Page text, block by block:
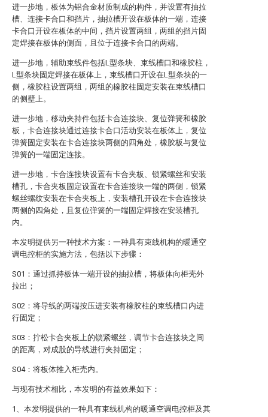
进一步地，板体为铝合金材质制成的构件，并设置有抽拉
槽、连接卡合口和挡片，抽拉槽开设在板体的一端，连接
卡合口开设在板体的中间，挡片设置两组，两组的挡片固
定焊接在板体的侧面，且位于连接卡合口的两端。
进一步地，辅助束线件包括L型条块、束线槽口和橡胶柱，
L型条块固定焊接在板体上，束线槽口开设在L型条块的一
侧，橡胶柱设置两组，两组的橡胶柱固定安装在束线槽口
的侧壁上。
进一步地，移动夹持件包括卡合连接块、复位弹簧和橡胶
板，卡合连接块通过连接卡合口活动安装在板体上，复位
弹簧固定安装在卡合连接块两侧的四角处，橡胶板与复位
弹簧的一端固定连接。
进一步地，卡合连接块设置有卡合夹板、锁紧螺丝和安装
槽孔，卡合夹板固定设置在卡合连接块一端的两侧，锁紧
螺丝螺纹安装在卡合夹板上，安装槽孔开设在卡合连接块
两侧的四角处，且复位弹簧的一端固定焊接在安装槽孔
内。
本发明提供另一种技术方案：一种具有束线机构的暖通空
调电控柜的实施方法，包括以下步骤：
S01：通过抓持板体一端开设的抽拉槽，将板体向柜壳外
拉出；
S02：将导线的两端按压进安装有橡胶柱的束线槽口内进
行固定；
S03：拧松卡合夹板上的锁紧螺丝，调节卡合连接块之间
的距离，对成股的导线进行夹持固定；
S04：将板体推入柜壳内。
与现有技术相比，本发明的有益效果如下：
1、本发明提供的一种具有束线机构的暖通空调电控柜及其